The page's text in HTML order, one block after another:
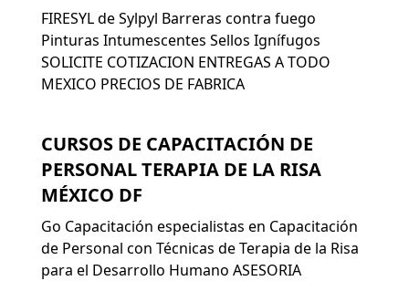
FIRESYL de Sylpyl Barreras contra fuego
Pinturas Intumescentes Sellos Ignífugos
SOLICITE COTIZACION ENTREGAS A TODO
MEXICO PRECIOS DE FABRICA
CURSOS DE CAPACITACIÓN DE
PERSONAL TERAPIA DE LA RISA
MÉXICO DF
Go Capacitación especialistas en Capacitación
de Personal con Técnicas de Terapia de la Risa
para el Desarrollo Humano ASESORIA